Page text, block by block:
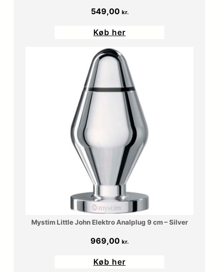
549,00 kr.
Køb her
Mystim Little John Elektro Analplug 9 cm – Silver
969,00 kr.
Køb her